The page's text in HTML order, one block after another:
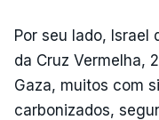
Por seu lado, Israel
da Cruz Vermelha,
Gaza, muitos com
carbonizados,